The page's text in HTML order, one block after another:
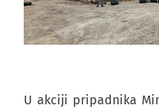
U akciji pripadnika